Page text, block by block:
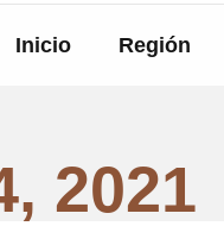
Inicio Región
2021